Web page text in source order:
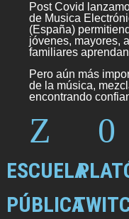
Post Covid
de Musica
(España)
jóvenes, mayores,
familiares
Pero aún más
de la música,
encontrando
ESCUELA
PÚBLICA